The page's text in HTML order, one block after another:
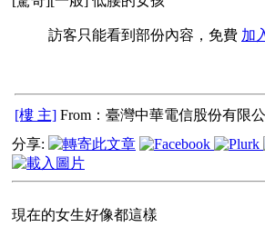
訪客只能看到部份內容，免費 加
[樓 主] From：臺灣中華電信股份有限
分享:
現在的女生好像都這樣